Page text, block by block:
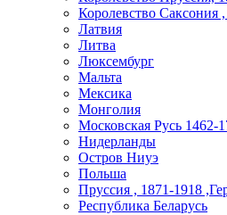
Королевство Саксония
Латвия
Литва
Люксембург
Мальта
Мексика
Монголия
Московская Русь 1462-
Нидерланды
Остров Ниуэ
Польша
Пруссия , 1871-1918
Республика Беларусь